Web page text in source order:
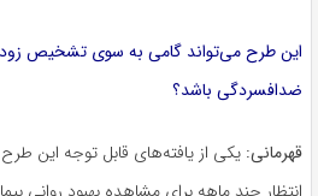
این طرح می‌تواند گامی به سوی تشخیص
ضدافسردگی باشد؟
قهرمانی: یکی از یافته‌های قابل توجه این